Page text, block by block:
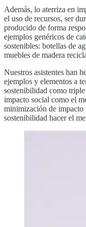
Además, lo aterriza en
el uso de recursos, ser
producido de forma
ejemplos genéricos de
sostenibles: botellas de
muebles de madera
Nuestros asistentes han
ejemplos y elementos a
sostenibilidad como
impacto social como el
minimización de impacto
sostenibilidad hacer el